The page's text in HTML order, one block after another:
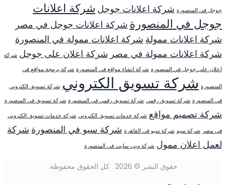
جوجل في المنصورة شركة اعلانات جوجل شركة اعلانات
جوجل في المنصورة شركة اعلانات جوجل في مصر
شركة اعلانات ممولة شركة اعلانات ممولة في المنصورة
شركة اعلانات ممولة في مصر شركة اعلان على جوجل شركة
اعلان على جوجل في المنصورة شركة انشاء مواقع في المنصورة شركة برمجة مواقع في
المنصورة شركة تسويق الكتروني شركة تسويق الكتروني
في المنصورة شركة تسويق رقمي شركة تسويق رقمي في المنصورة شركة تسويق في المنصورة
شركة تصميم مواقع شركة خدمات تسويق الكتروني شركة خدمات تسويق الكتروني
في مصر شركة سيو شركة سيو في القاهرة شركة سيو في المنصورة شركة
لعمل اعلان ممول شركة ويب سايت في المنصورة
حقوق النشر © 2026 . كل الحقوق محفوظة.